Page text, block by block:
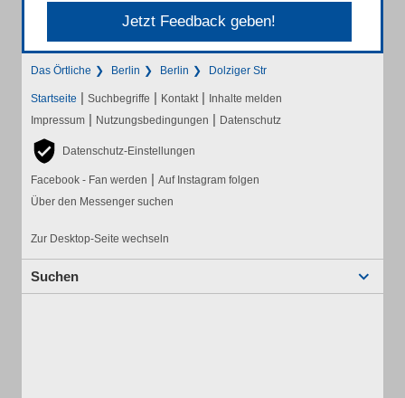
Jetzt Feedback geben!
Das Örtliche Berlin Berlin Dolziger Str
Startseite | Suchbegriffe | Kontakt | Inhalte melden
Impressum | Nutzungsbedingungen | Datenschutz
Datenschutz-Einstellungen
Facebook - Fan werden | Auf Instagram folgen
Über den Messenger suchen
Zur Desktop-Seite wechseln
Suchen